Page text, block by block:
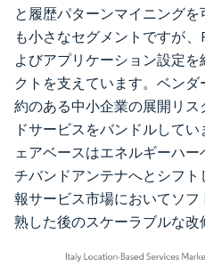
と履歴パターンマイニング
も小さなセグメントですが
よびアプリケーション設定
クトを支えています。ベン
約のある中小企業の展開リ
ドサービスをバンドルして
ェアベースはエネルギーハ
チバンドアンテナへとシフ
報サービス市場においてソ
熟した後のスケーラブルな改